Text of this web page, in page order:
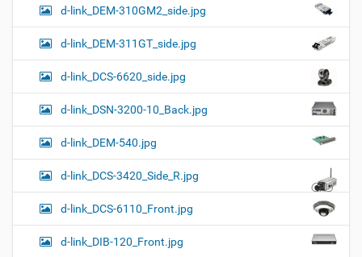
d-link_DEM-310GM2_side.jpg
d-link_DEM-311GT_side.jpg
d-link_DCS-6620_side.jpg
d-link_DSN-3200-10_Back.jpg
d-link_DEM-540.jpg
d-link_DCS-3420_Side_R.jpg
d-link_DCS-6110_Front.jpg
d-link_DIB-120_Front.jpg